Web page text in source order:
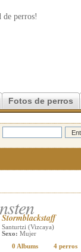
de perros!
Fotos de perros
Stormblackstaff
Santurtzi (Vizcaya)
Sexo: Mujer
0 Albums
4 perros